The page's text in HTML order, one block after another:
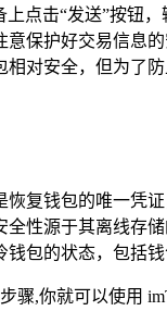
上点击“发送”按钮
保护好交易信息的
相对安全，但为了
恢复钱包的唯一凭
全性源于其离线存
钱包的状态，包括
骤,你就可以使用